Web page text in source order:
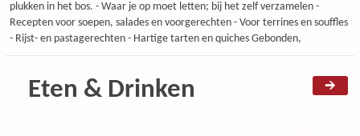
plukken in het bos. - Waar je op moet letten; bij het zelf verzamelen -
Recepten voor soepen, salades en voorgerechten - Voor terrines en souffles
- Rijst- en pastagerechten - Hartige tarten en quiches Gebonden,
Eten & Drinken